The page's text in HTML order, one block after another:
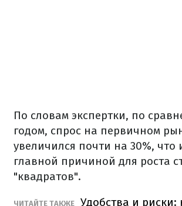
По словам экспертки, по
годом, спрос на первичном
увеличился почти на 30%, что
главной причиной для роста
"квадратов".
ЧИТАЙТЕ ТАКЖЕ
Удобства и риски: